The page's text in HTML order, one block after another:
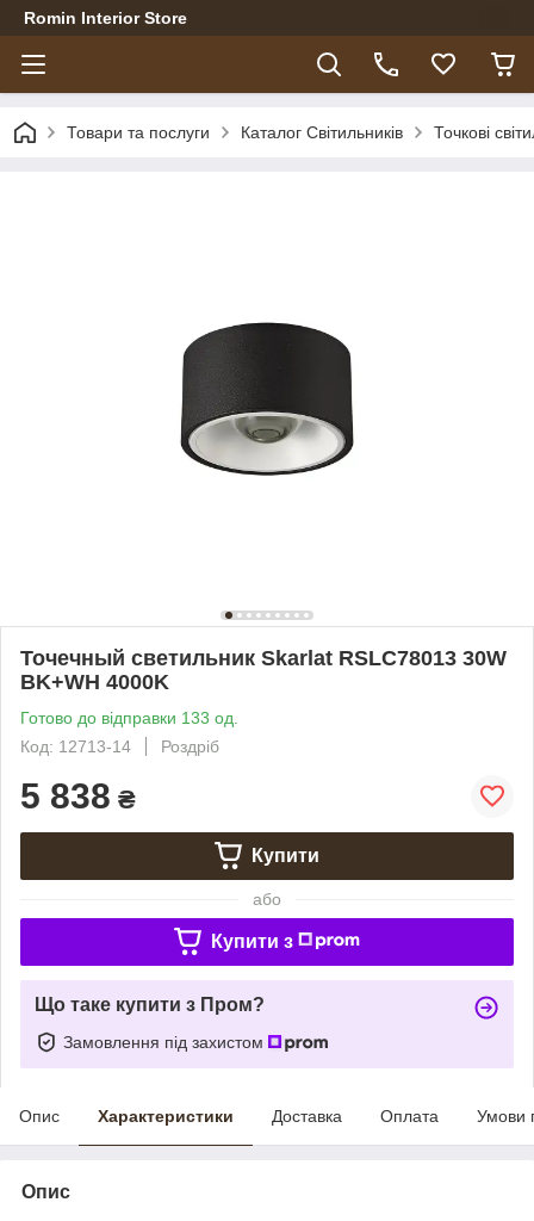
Romin Interior Store
Товари та послуги Каталог Світильників Точкові
Точечный светильник Skarlat RSLC78013 30W
BK+WH 4000K
Готово до відправки 133 од.
Код: 12713-14
Роздріб
5 838 ₴
Купити
або
Купити з
Що таке купити з Пром?
Замовлення під захистом
Опис Характеристики Доставка Оплата Умови
Опис